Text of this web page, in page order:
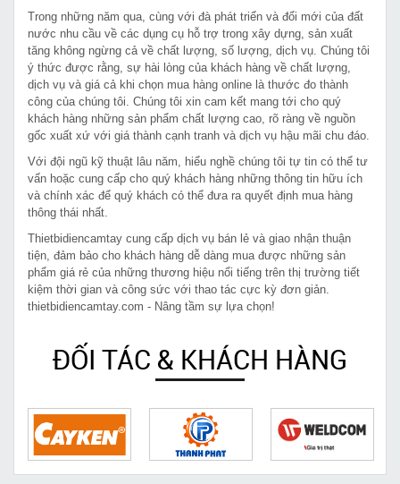
Trong những năm qua, cùng với đà phát triển và đổi mới của đất
nước nhu cầu về các dụng cụ hỗ trợ trong xây dựng, sản xuất
tăng không ngừng cả về chất lượng, số lượng, dịch vụ. Chúng tôi
ý thức được rằng, sự hài lòng của khách hàng về chất lượng,
dịch vụ và giá cả khi chọn mua hàng online là thước đo thành
công của chúng tôi. Chúng tôi xin cam kết mang tới cho quý
khách hàng những sản phẩm chất lượng cao, rõ ràng về nguồn
gốc xuất xứ với giá thành cạnh tranh và dịch vụ hậu mãi chu đáo.
Với đội ngũ kỹ thuật lâu năm, hiểu nghề chúng tôi tự tin có thể tư
vấn hoặc cung cấp cho quý khách hàng những thông tin hữu ích
và chính xác để quý khách có thể đưa ra quyết định mua hàng
thông thái nhất.
Thietbidiencamtay cung cấp dịch vụ bán lẻ và giao nhận thuận
tiện, đảm bảo cho khách hàng dễ dàng mua được những sản
phẩm giá rẻ của những thương hiệu nổi tiếng trên thị trường tiết
kiệm thời gian và công sức với thao tác cực kỳ đơn giản.
thietbidiencamtay.com - Nâng tầm sự lựa chọn!
ĐỐI TÁC & KHÁCH HÀNG